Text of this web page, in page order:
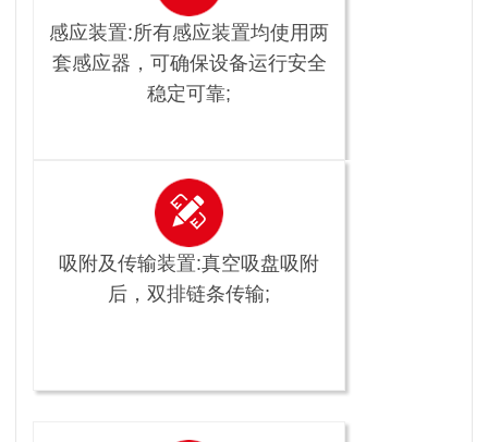
感应装置:所有感应装置均使用两
套感应器，可确保设备运行安全
稳定可靠;
吸附及传输装置:真空吸盘吸附
后，双排链条传输;